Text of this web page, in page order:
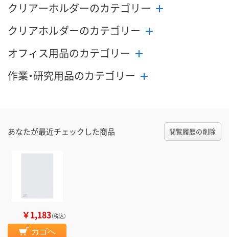
クリアーホルダーのカテゴリー
クリアホルダーのカテゴリー
オフィス用品のカテゴリー
作業・研究用品のカテゴリー
あなたが最近チェックした商品 閲覧履歴の削除
￥1,183（税込）
カゴへ